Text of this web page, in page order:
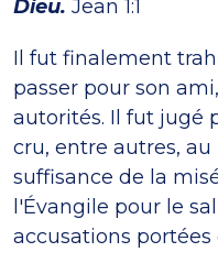
Dieu. Jean 1:1
Il fut finalement
passer pour son
autorités. Il fut jugé
cru, entre autres,
suffisance de la
l'Évangile pour le
accusations